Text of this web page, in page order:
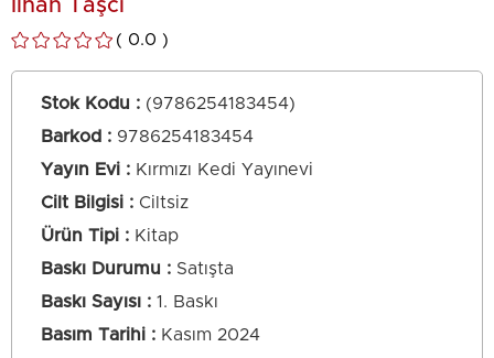
İlhan Taşcı
0.0
Stok Kodu
(9786254183454)
Barkod : 9786254183454
Yayın Evi
Kırmızı Kedi Yayınevi
Cilt Bilgisi
Ciltsiz
Ürün Tipi
Kitap
Baskı Durumu
Satışta
Baskı Sayısı
1. Baskı
Basım Tarihi
Kasım 2024